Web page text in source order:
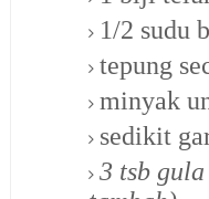
1/2 sudu
tepung
minyak
sedikit
3 tsb